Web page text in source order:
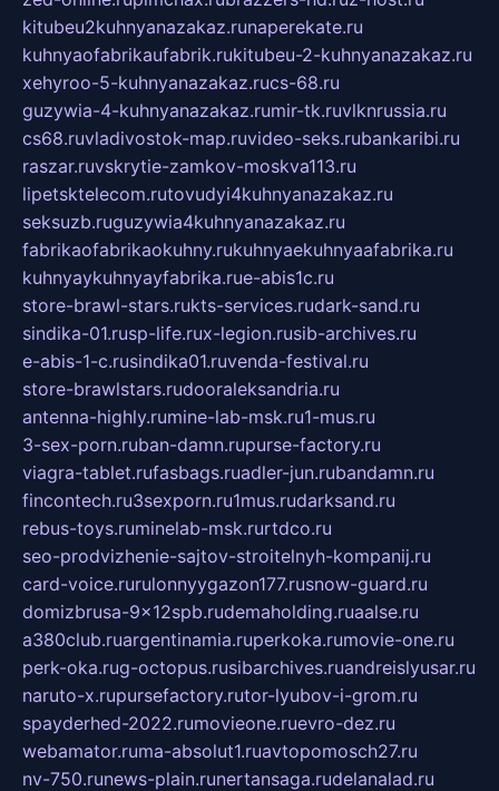
kitubeu2kuhnyanazakaz.runaperekate.ru
kuhnyaofabrikaufabrik.rukitubeu-2-kuhnyanazakaz.ru
xehyroo-5-kuhnyanazakaz.rucs-68.ru
guzywia-4-kuhnyanazakaz.rumir-tk.ruvlknrussia.ru
cs68.ruvladivostok-map.ruvideo-seks.rubankaribi.ru
raszar.ruvskrytie-zamkov-moskva113.ru
lipetsktelecom.rutovudyi4kuhnyanazakaz.ru
seksuzb.ruguzywia4kuhnyanazakaz.ru
fabrikaofabrikaokuhny.rukuhnyaekuhnyaafabrika.ru
kuhnyaykuhnyayfabrika.rue-abis1c.ru
store-brawl-stars.rukts-services.rudark-sand.ru
sindika-01.rusp-life.rux-legion.rusib-archives.ru
e-abis-1-c.rusindika01.ruvenda-festival.ru
store-brawlstars.rudooraleksandria.ru
antenna-highly.rumine-lab-msk.ru1-mus.ru
3-sex-porn.ruban-damn.rupurse-factory.ru
viagra-tablet.rufasbags.ruadler-jun.rubandamn.ru
fincontech.ru3sexporn.ru1mus.rudarksand.ru
rebus-toys.ruminelab-msk.rurtdco.ru
seo-prodvizhenie-sajtov-stroitelnyh-kompanij.ru
card-voice.rurulonnyygazon177.rusnow-guard.ru
domizbrusa-9x12spb.rudemaholding.ruaalse.ru
a380club.ruargentinamia.ruperkoka.rumovie-one.ru
perk-oka.rug-octopus.rusibarchives.ruandreislyusar.ru
naruto-x.rupursefactory.rutor-lyubov-i-grom.ru
spayderhed-2022.rumovieone.ruevro-dez.ru
webamator.ruma-absolut1.ruavtopomosch27.ru
nv-750.runews-plain.runertansaga.rudelanalad.ru